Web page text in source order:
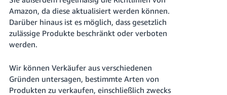
Amazon, da diese aktualisiert werden können.
Darüber hinaus ist es möglich, dass gesetzlich
zulässige Produkte beschränkt oder verboten
werden.
Wir können Verkäufer aus verschiedenen
Gründen untersagen, bestimmte Arten von
Produkten zu verkaufen, einschließlich zwecks